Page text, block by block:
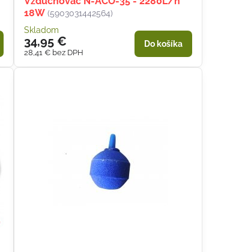
18W (5903031442564)
Skladom
34,95 €
28,41 € bez DPH
Do košíka